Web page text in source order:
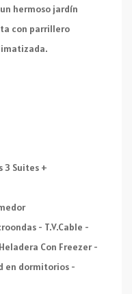
hermoso jardín
con parrillero
3 Suites +
- T.V.Cable -
Con Freezer -
en dormitorios -